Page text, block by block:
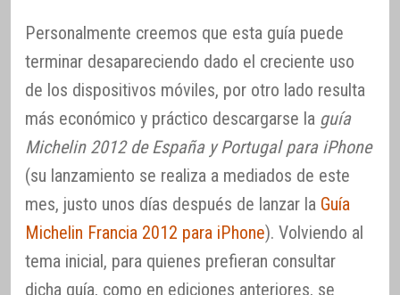
Personalmente creemos que esta guía puede
terminar desapareciendo dado el creciente uso
de los dispositivos móviles, por otro lado resulta
más económico y práctico descargarse la guía
Michelin 2012 de España y Portugal para iPhone
(su lanzamiento se realiza a mediados de este
mes, justo unos días después de lanzar la Guía
Michelin Francia 2012 para iPhone). Volviendo al
tema inicial, para quienes prefieran consultar
dicha guía, como en ediciones anteriores, se